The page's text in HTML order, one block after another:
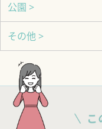
公園 >
その他 >